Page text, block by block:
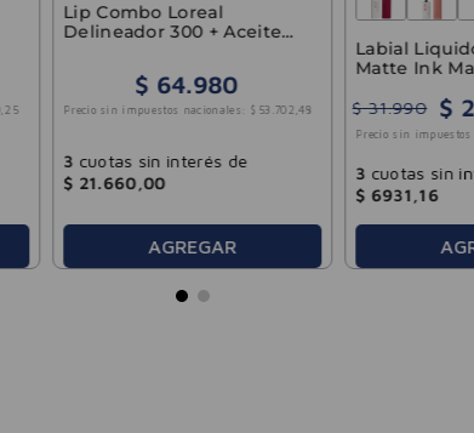
25
Lip Combo Loreal
Delineador 300 + Aceite
$ 64.980
Precio sin impuestos nacionales: $ 53 702 ,48
3 cuotas sin interés de
$ 21.660,00
AGREGAR
Labial Liquido Super
Matte Ink
$ 31.990 $
Precio sin impuestos
3 cuotas sin
$ 6931 16